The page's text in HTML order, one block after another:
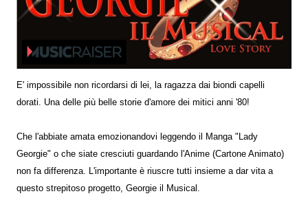
E' impossibile non ricordarsi di lei, la ragazza dai biondi capelli
dorati. Una delle più belle storie d'amore dei mitici anni '80!
Che l'abbiate amata emozionandovi leggendo il Manga "Lady
Georgie" o che siate cresciuti guardando l'Anime (Cartone Animato)
non fa differenza. L'importante è riuscre tutti insieme a dar vita a
questo strepitoso progetto, Georgie il Musical.